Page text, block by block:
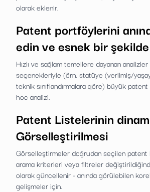
olarak eklenir.
Patent portföylerini
edin ve esnek bir
Hızlı ve sağlam temellere dayanan
seçenekleriyle (örn. statüye (verilmiş/
teknik sınıflandırmalara göre) büyük
hoc analizi.
Patent Listelerinin
Görselleştirilmesi
Görselleştirmeler doğrudan seçilen patent
arama kriterleri veya filtreler
olarak güncellenir - anında görülebilen
gelişmeler için.